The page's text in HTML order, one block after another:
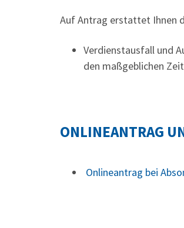
Auf Antrag erstattet Ihnen
Verdienstausfall und
den maßgeblichen
ONLINEANTRAG
Onlineantrag bei